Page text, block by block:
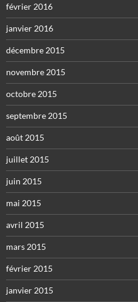
février 2016
janvier 2016
décembre 2015
novembre 2015
octobre 2015
septembre 2015
août 2015
juillet 2015
juin 2015
mai 2015
avril 2015
mars 2015
février 2015
janvier 2015